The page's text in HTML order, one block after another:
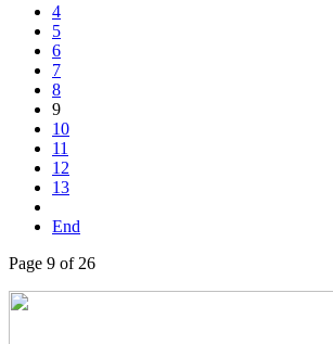
4
5
6
7
8
9
10
11
12
13
End
Page 9 of 26